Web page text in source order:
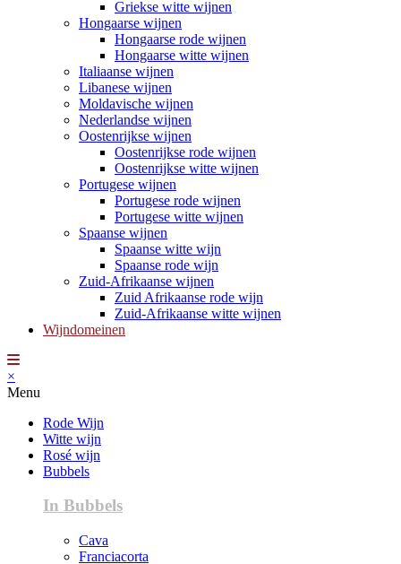
Griekse witte wijnen
Hongaarse wijnen
Hongaarse rode wijnen
Hongaarse witte wijnen
Italiaanse wijnen
Libanese wijnen
Moldavische wijnen
Nederlandse wijnen
Oostenrijkse wijnen
Oostenrijkse rode wijnen
Oostenrijkse witte wijnen
Portugese wijnen
Portugese rode wijnen
Portugese witte wijnen
Spaanse wijnen
Spaanse witte wijn
Spaanse rode wijn
Zuid-Afrikaanse wijnen
Zuid Afrikaanse rode wijn
Zuid-Afrikaanse witte wijnen
Wijndomeinen
×
Menu
Rode Wijn
Witte wijn
Rosé wijn
Bubbels
In Bubbels
Cava
Franciacorta